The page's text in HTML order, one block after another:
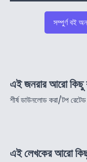
সম্পুর্ণ বই
এই জনরার আরো কিছু
শীর্ষ ডাউনলোড করা/টপ
এই লেখকের আরো